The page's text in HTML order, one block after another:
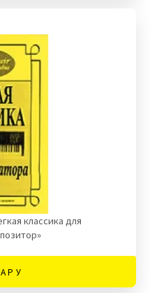
классика для